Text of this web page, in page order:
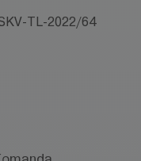
TL-2022/64